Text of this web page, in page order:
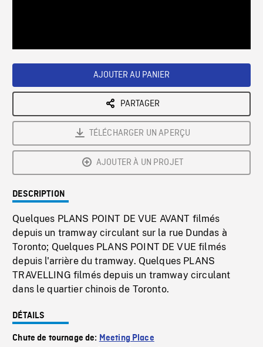
AJOUTER AU PANIER
PARTAGER
TÉLÉCHARGER UN APERÇU
AJOUTER À UN PROJET
DESCRIPTION
Quelques PLANS POINT DE VUE AVANT filmés
depuis un tramway circulant sur la rue Dundas à
Toronto; Quelques PLANS POINT DE VUE filmés
depuis l'arrière du tramway. Quelques PLANS
TRAVELLING filmés depuis un tramway circulant
dans le quartier chinois de Toronto.
DÉTAILS
Chute de tournage de: Meeting Place